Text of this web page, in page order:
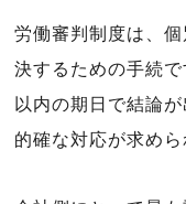
労働審判制度は、
決するための手続
以内の期日で結論
的確な対応が求めら